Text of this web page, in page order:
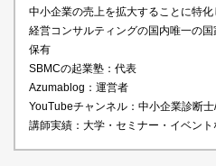
中小企業の売上を拡大することに特化
経営コンサルティングの国内唯一の
保有
SBMCの起業塾：代表
Azumablog：運営者
YouTubeチャンネル：中小企業診断士
講師実績：大学・セミナー・イベン